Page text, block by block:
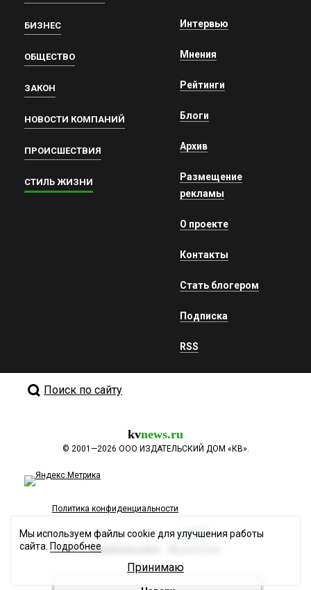
БИЗНЕС
ОБЩЕСТВО
ЗАКОН
НОВОСТИ КОМПАНИЙ
ПРОИСШЕСТВИЯ
СТИЛЬ ЖИЗНИ
Интервью
Мнения
Рейтинги
Блоги
Архив
Размещение
рекламы
О проекте
Контакты
Стать блогером
Подписка
RSS
Поиск по сайту
kvnews.ru
© 2001—2026 ООО ИЗДАТЕЛЬСКИЙ ДОМ «КВ».
Политика конфиденциальности
Разработка сайта
Мы используем файлы cookie для улучшения работы
сайта. Подробнее
Принимаю